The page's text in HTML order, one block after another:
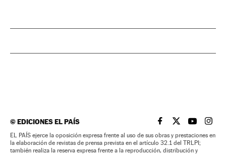
©EDICIONES EL PAÍS EL PAÍS BRASIL EN
EL PAÍSEL PAÍS
EL
EL PAÍS ejerce la oposición expresa frente al uso de sus obras y prestaciones en
la elaboración de revistas de prensa prevista en el artículo 32.1 del TRLPI;
también realiza la reserva expresa frente a la reproducción, distribución y